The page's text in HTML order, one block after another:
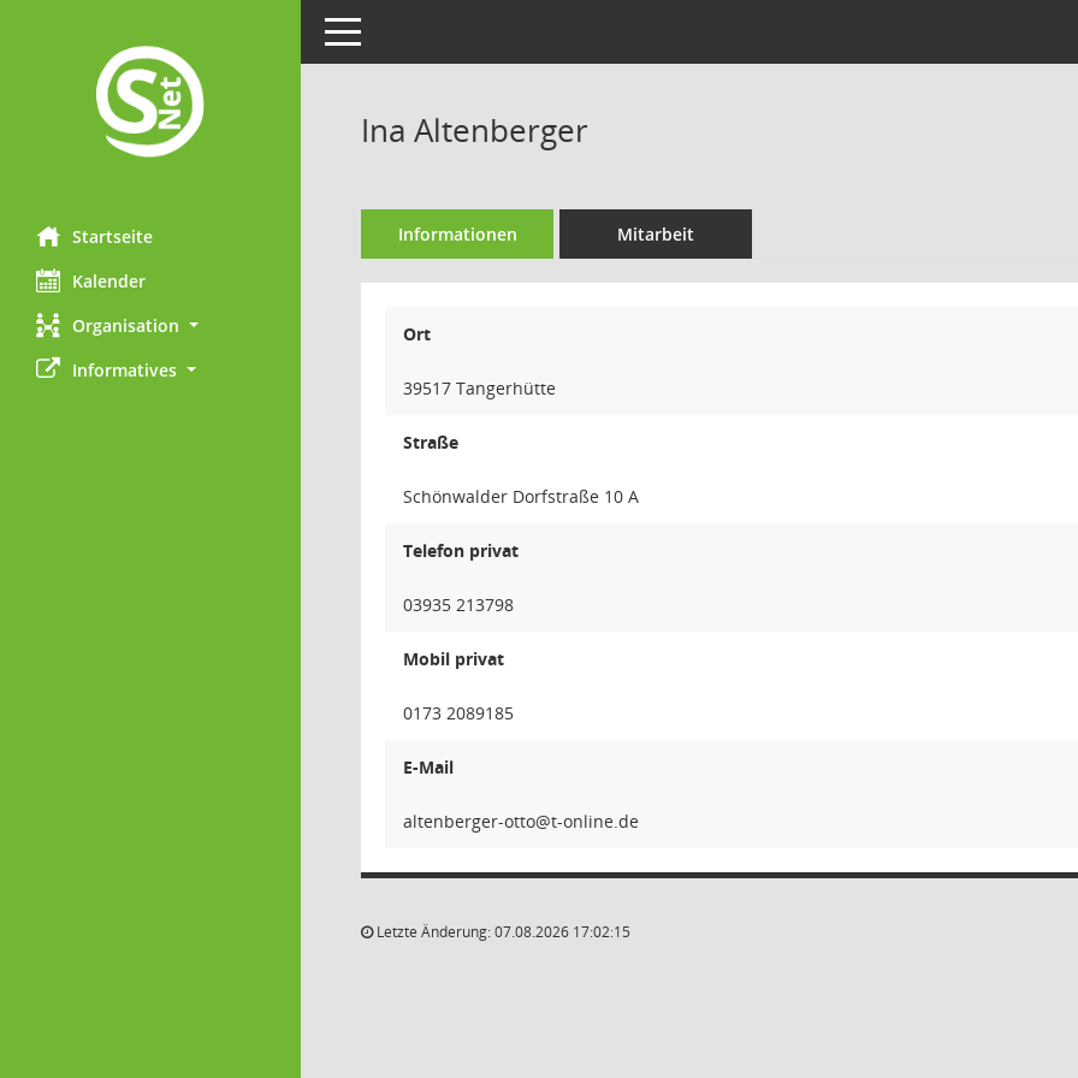
Startseite
Kalender
Organisation
Informatives
Toggle navigation
Ina Altenberger
Informationen Mitarbeit
Ort
39517 Tangerhütte
Straße
Schönwalder Dorfstraße 10 A
Telefon privat
03935 213798
Mobil privat
0173 2089185
E-Mail
otto-reg
Letzte Änderung: 07.08.2026 17:02:15